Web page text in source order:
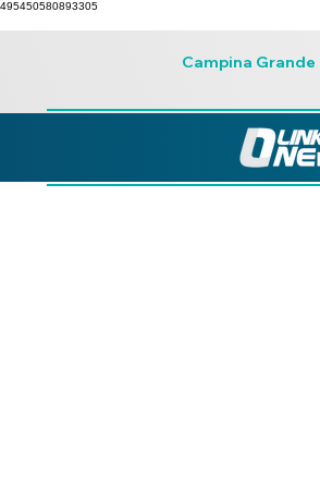
495450580893305
Campina Grande